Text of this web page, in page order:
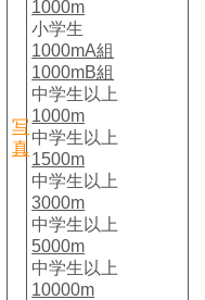
写
真
1000m
小学生
1000mA組
1000mB組
中学生以上
1000m
中学生以上
1500m
中学生以上
3000m
中学生以上
5000m
中学生以上
10000m